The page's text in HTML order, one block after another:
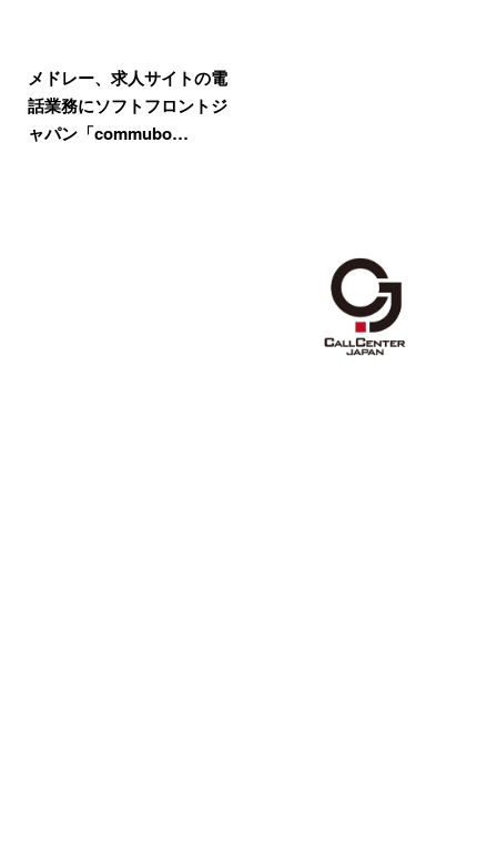
メドレー、求人サイトの電
話業務にソフトフロントジ
ャパン「commubo…